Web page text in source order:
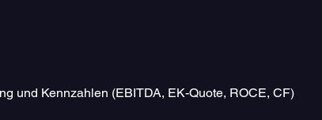
und Kennzahlen (EBITDA, EK-Quote, ROCE, CF)